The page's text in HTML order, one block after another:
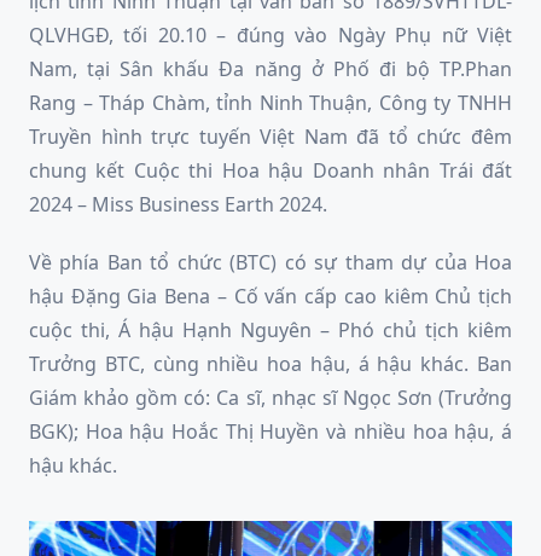
QLVHGĐ, tối 20.10 – đúng vào Ngày Phụ nữ Việt
Nam, tại Sân khấu Đa năng ở Phố đi bộ TP.Phan
Rang – Tháp Chàm, tỉnh Ninh Thuận, Công ty TNHH
Truyền hình trực tuyến Việt Nam đã tổ chức đêm
chung kết Cuộc thi Hoa hậu Doanh nhân Trái đất
2024 – Miss Business Earth 2024.
Về phía Ban tổ chức (BTC) có sự tham dự của Hoa
hậu Đặng Gia Bena – Cố vấn cấp cao kiêm Chủ tịch
cuộc thi, Á hậu Hạnh Nguyên – Phó chủ tịch kiêm
Trưởng BTC, cùng nhiều hoa hậu, á hậu khác. Ban
Giám khảo gồm có: Ca sĩ, nhạc sĩ Ngọc Sơn (Trưởng
BGK); Hoa hậu Hoắc Thị Huyền và nhiều hoa hậu, á
hậu khác.